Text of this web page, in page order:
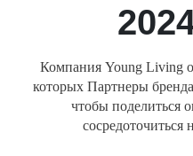
Компания Young Living
которых Партнеры
чтобы поделиться
сосредоточиться